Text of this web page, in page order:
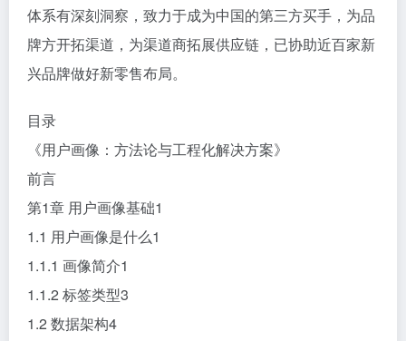
体系有深刻洞察，致力于成为中国的第三方买手，为品
牌方开拓渠道，为渠道商拓展供应链，已协助近百家新
兴品牌做好新零售布局。
目录
《用户画像：方法论与工程化解决方案》
前言
第1章 用户画像基础1
1.1 用户画像是什么1
1.1.1 画像简介1
1.1.2 标签类型3
1.2 数据架构4